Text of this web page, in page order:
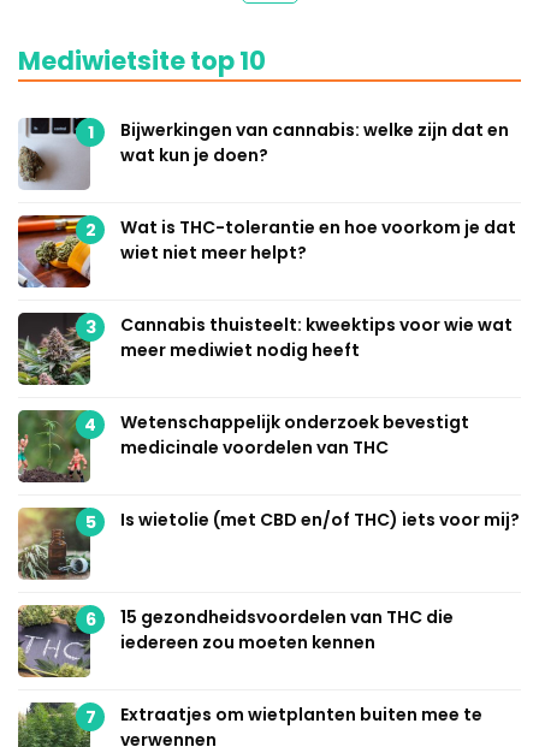
Mediwietsite top 10
1
Bijwerkingen van cannabis: welke zijn dat en
wat kun je doen?
2
Wat is THC-tolerantie en hoe voorkom je dat
wiet niet meer helpt?
3
Cannabis thuisteelt: kweektips voor wie wat
meer mediwiet nodig heeft
4
Wetenschappelijk onderzoek bevestigt
medicinale voordelen van THC
5 Is wietolie (met CBD en/of THC) iets voor mij?
6
15 gezondheidsvoordelen van THC die
iedereen zou moeten kennen
7
Extraatjes om wietplanten buiten mee te
verwennen